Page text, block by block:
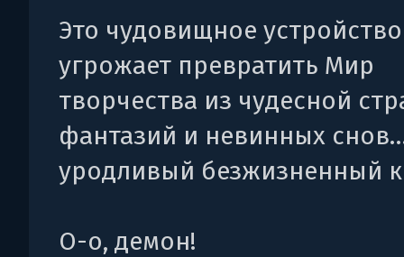
Это чудовищное устройство
угрожает превратить Мир
творчества из чудесной
фантазий и невинных
уродливый безжизненный
О-о, демон!